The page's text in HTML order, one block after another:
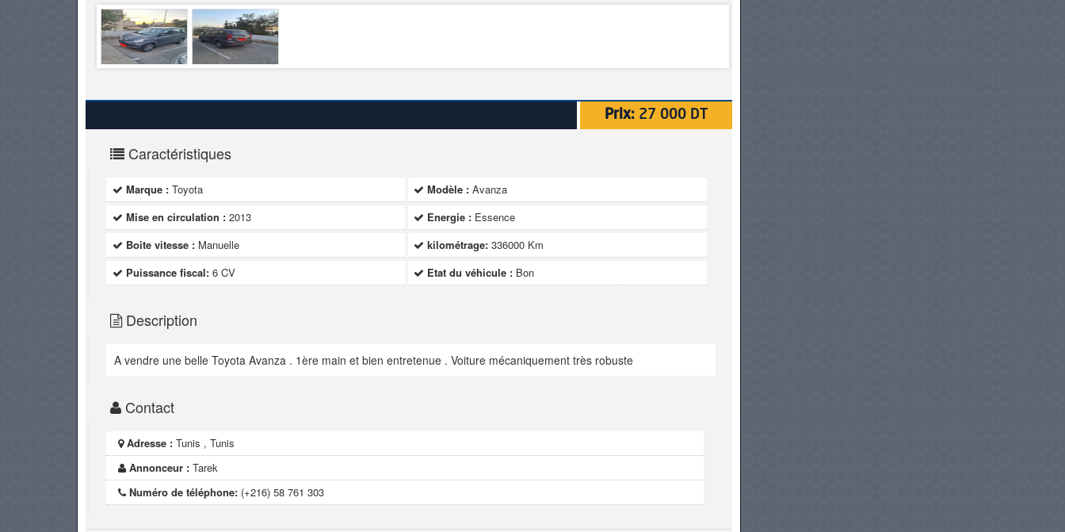
Prix: 27 000 DT
Caractéristiques
Marque : Toyota Modèle : Avanza
Mise en circulation : 2013 Energie : Essence
Boite vitesse : Manuelle kilométrage: 336000 Km
Puissance fiscal: 6 CV Etat du véhicule : Bon
Description
A vendre une belle Toyota Avanza . 1ère main et bien entretenue . Voiture mécaniquement très robuste
Contact
Adresse : Tunis , Tunis
Annonceur : Tarek
Numéro de téléphone: (+216) 58 761 303